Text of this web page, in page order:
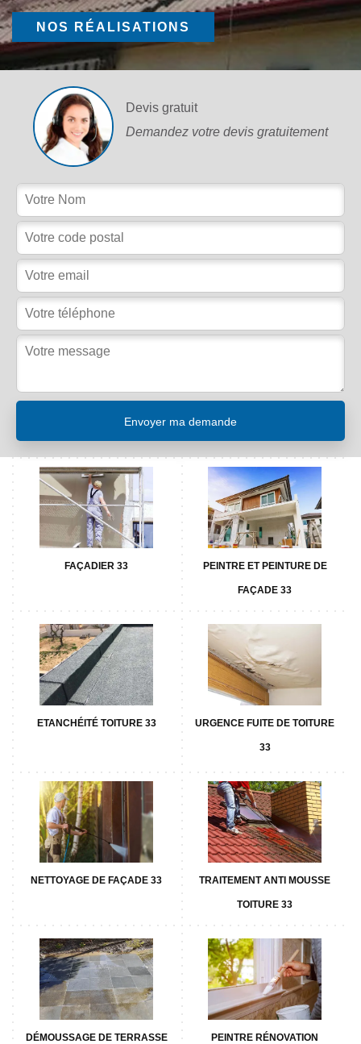
NOS RÉALISATIONS
Devis gratuit
Demandez votre devis gratuitement
FAÇADIER 33 PEINTRE ET PEINTURE DE
FAÇADE 33
ETANCHÉITÉ TOITURE 33 URGENCE FUITE DE TOITURE
33
NETTOYAGE DE FAÇADE 33 TRAITEMENT ANTI MOUSSE
TOITURE 33
DÉMOUSSAGE DE TERRASSE PEINTRE RÉNOVATION